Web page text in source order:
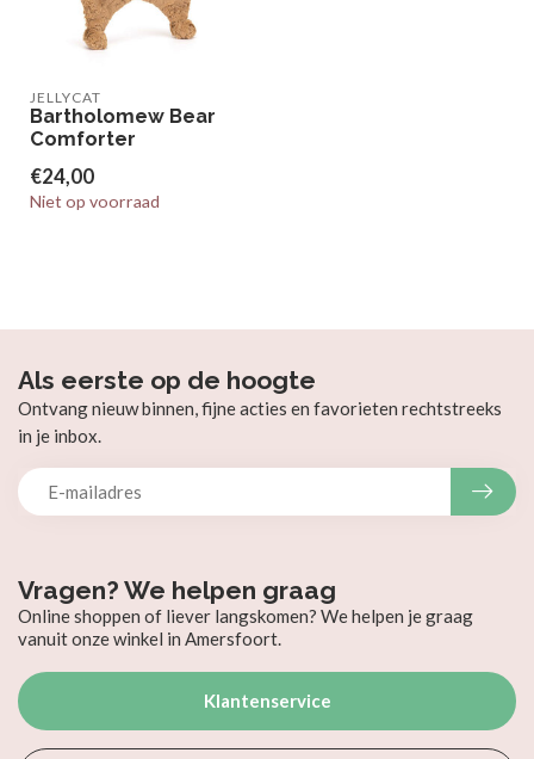
JELLYCAT
Bartholomew Bear
Comforter
€24,00
Niet op voorraad
Vragen? We helpen graag
Online shoppen of liever langskomen? We helpen je graag
vanuit onze winkel in Amersfoort.
Klantenservice
Als eerste op de hoogte
Ontvang nieuw binnen, fijne acties en favorieten rechtstreeks
in je inbox.